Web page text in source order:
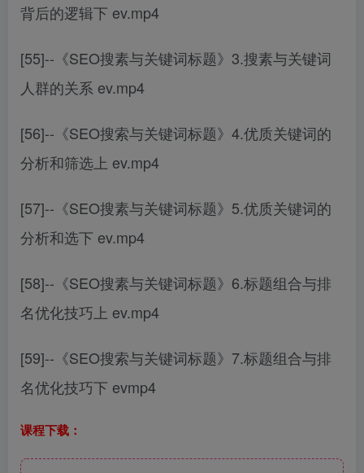
背后的逻辑下 ev.mp4
[55]--《SEO搜素与关键词标题》3.搜素与关键词
人群的关系 ev.mp4
[56]--《SEO搜索与关键词标题》4.优质关键词的
分析和筛选上 ev.mp4
[57]--《SEO搜素与关键词标题》5.优质关键词的
分析和选下 ev.mp4
[58]--《SEO搜素与关键词标题》6.标题组合与排
名优化技巧上 ev.mp4
[59]--《SEO搜索与关键词标题》7.标题组合与排
名优化技巧下 evmp4
课程下载：